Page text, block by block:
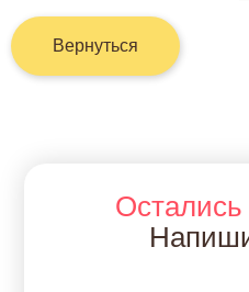
Вернуться